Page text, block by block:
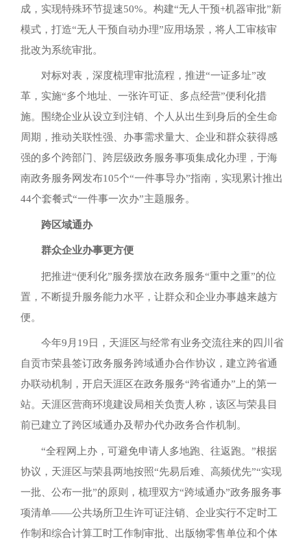
成，实现特殊环节提速50%。构建“无人干预+机器审批”新
模式，打造“无人干预自动办理”应用场景，将人工审核审
批改为系统审批。
对标对表，深度梳理审批流程，推进“一证多址”改
革，实施“多个地址、一张许可证、多点经营”便利化措
施。围绕企业从设立到注销、个人从出生到身后的全生命
周期，推动关联性强、办事需求量大、企业和群众获得感
强的多个跨部门、跨层级政务服务事项集成化办理，于海
南政务服务网发布105个“一件事导办”指南，实现累计推出
44个套餐式“一件事一次办”主题服务。
跨区域通办
群众企业办事更方便
把推进“便利化”服务摆放在政务服务“重中之重”的位
置，不断提升服务能力水平，让群众和企业办事越来越方
便。
今年9月19日，天涯区与经常有业务交流往来的四川省
自贡市荣县签订政务服务跨域通办合作协议，建立跨省通
办联动机制，开启天涯区在政务服务“跨省通办”上的第一
站。天涯区营商环境建设局相关负责人称，该区与荣县目
前已建立了跨区域通办及帮办代办政务合作机制。
“全程网上办，可避免申请人多地跑、往返跑。”根据
协议，天涯区与荣县两地按照“先易后难、高频优先”“实现
一批、公布一批”的原则，梳理双方“跨域通办”政务服务事
项清单——公共场所卫生许可证注销、企业实行不定时工
作制和综合计算工时工作制审批、出版物零售单位和个体